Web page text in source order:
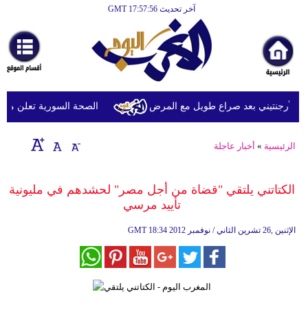
آخر تحديث GMT 17:57:56
أخبارعاجلة
رياضة
ثقافة
إقتصاد
وموسيقى
الصحة السورية تعلن مقتل شخصين وإصابة بعد صراع طويل مع المرض
الرئيسية » أخبار عاجلة
الكتاتني يلتقي "قضاة من أجل مصر" لحشدهم في مليونية
تأييد مرسي
GMT 18:34 2012 الإثنين ,26 تشرين الثاني / نوفمبر